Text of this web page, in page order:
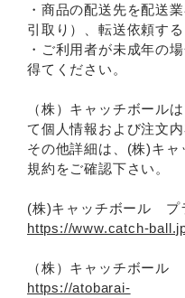
・商品の配送先を配送
引取り）、転送依頼す
・ご利用者が未成年の
得てください。
（株）キャッチボール
て個人情報および注文
その他詳細は、(株)キ
規約をご確認下さい。
(株)キャッチボール プ
https://www.catch-
（株）キャッチボール
https://atobarai-